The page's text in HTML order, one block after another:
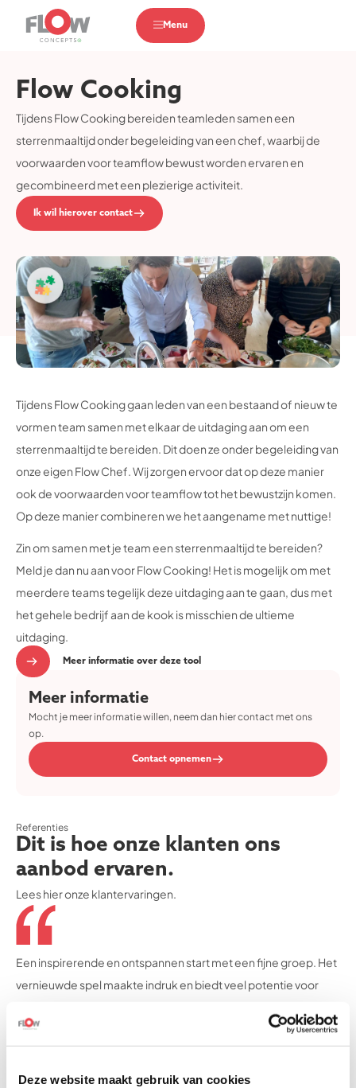
Deze website maakt gebruik van cookies
Menu
Flow Cooking
Tijdens Flow Cooking bereiden teamleden samen een
sterrenmaaltijd onder begeleiding van een chef, waarbij de
voorwaarden voor teamflow bewust worden ervaren en
gecombineerd met een plezierige activiteit.
Ik wil hierover contact
Tijdens Flow Cooking gaan leden van een bestaand of nieuw te
vormen team samen met elkaar de uitdaging aan om een
sterrenmaaltijd te bereiden. Dit doen ze onder begeleiding van
onze eigen Flow Chef. Wij zorgen ervoor dat op deze manier
ook de voorwaarden voor teamflow tot het bewustzijn komen.
Op deze manier combineren we het aangename met nuttige!
Zin om samen met je team een sterrenmaaltijd te bereiden?
Meld je dan nu aan voor Flow Cooking! Het is mogelijk om met
meerdere teams tegelijk deze uitdaging aan te gaan, dus met
het gehele bedrijf aan de kook is misschien de ultieme
uitdaging.
Meer informatie over deze tool
Meer informatie
Mocht je meer informatie willen, neem dan hier contact met ons
op.
Contact opnemen
Referenties
Dit is hoe onze klanten ons
aanbod ervaren.
Lees hier onze klantervaringen.
Een inspirerende en ontspannen start met een fijne groep. Het
vernieuwde spel maakte indruk en biedt veel potentie voor
teamflowgedachtegoed me de komende tijd eigen te maken.
De Uitvindfabriek / Kennis inZ / Xtra-Advice